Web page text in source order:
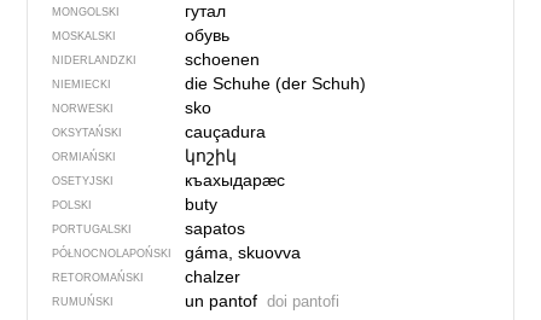
MONGOLSKI гутал
MOSKALSKI обувь
NIDERLANDZKI schoenen
NIEMIECKI die Schuhe (der Schuh)
NORWESKI sko
OKSYTAŃSKI cauçadura
ORMIAŃSKI կոշիկ
OSETYJSKI къахыдарӕс
POLSKI buty
PORTUGALSKI sapatos
PÓŁNOCNO­LA­POŃ­SKI gáma, skuovva
RETOROMAŃSKI chalzer
RUMUŃSKI un pantof doi pantofi